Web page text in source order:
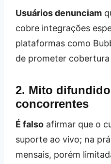
Usuários denunciam
cobre integrações
plataformas como
de prometer
2. Mito
concorrentes
É falso afirmar que o
suporte ao vivo; na
mensais, porém